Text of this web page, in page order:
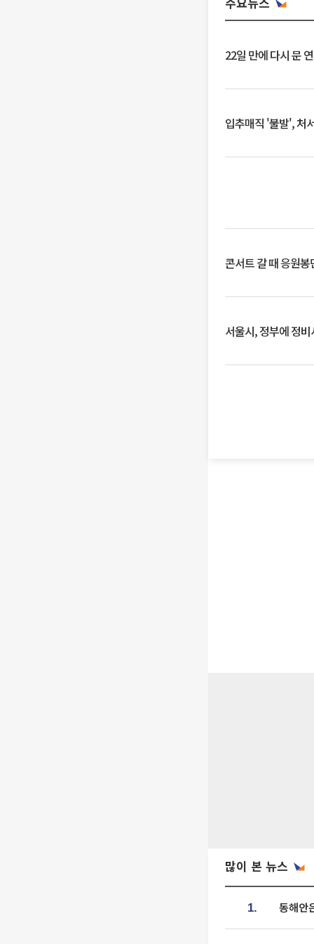
22일 만에 다시 문
입추매직 '불발', 처
콘서트 갈 때 응원
서울시, 정부에 정
많이 본 뉴스
1. 동해안